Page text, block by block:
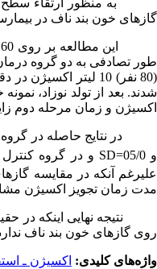
به منظور ارتقاء سطح
گازهای خون بند ناف در
طور تصادفی به دو گروه
شدند. بعد از تولد نوزاد،
اکسیژن و زمان مرحله دوم
در نتایج حاصله در گروه
و 05/0=
SD و در گروه کنترل
علیرغم آنکه در مقایسه
مدت زمان تجویز اکسیژن مشاهده
نتیجه نهایی اینکه در
روی گازهای خون بند ناف
واژه‌های کلیدی: اکسیژن ـ